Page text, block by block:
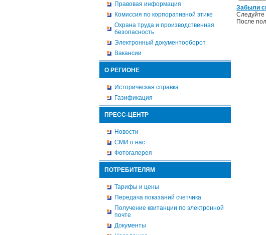
Правовая информация
Комиссия по корпоративной этике
Охрана труда и производственная
безопасность
Электронный документооборот
Вакансии
О РЕГИОНЕ
Историческая справка
Газификация
ПРЕСС-ЦЕНТР
Новости
СМИ о нас
Фотогалерея
ПОТРЕБИТЕЛЯМ
Тарифы и цены
Передача показаний счетчика
Получение квитанции по электронной
почте
Документы
Забыли
Следуйте
После